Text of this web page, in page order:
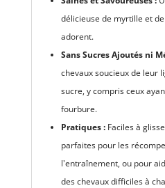
délicieuse de myrtille et
adorent.
Sans Sucres Ajoutés ni
chevaux soucieux de leur
sucre, y compris ceux
fourbure.
Pratiques :Faciles à
parfaites pour les
l'entraînement, ou pour
des chevaux difficiles à